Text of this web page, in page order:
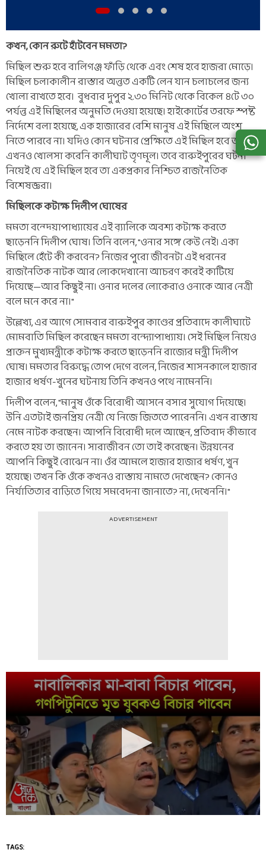
কখন, কোন রুটে হাঁটবেন মমতা?
মিছিল শুরু হবে বালিগঞ্জ ফাঁড়ি থেকে এবং শেষ হবে হাজরা মোড়ে।
মিছিল চলাকালীন রাস্তার অন্তত একটি লেন যান চলাচলের জন্য
খোলা রাখতে হবে। বুধবার দুপুর ২.৩০ মিনিট থেকে বিকেল ৪টে ৩০
পর্যন্ত এই মিছিলের অনুমতি দেওয়া হয়েছে। হাইকোর্টের তরফে স্পষ্ট
নির্দেশে বলা হয়েছে, এক হাজারের বেশি মানুষ এই মিছিলে অংশ
নিতে পারবে না। যদিও কোন ঘটনার প্রেক্ষিতে এই মিছিল হবে তা
এখনও খোলসা করেনি কালীঘাট তৃণমূল। তবে বারুইপুরের ঘটনা
নিয়েই যে এই মিছিল হবে তা একপ্রকার নিশ্চিত রাজনৈতিক
বিশেষজ্ঞরা।
মিছিলকে কটাক্ষ দিলীপ ঘোষের
মমতা বন্দ্য়োপাধ্যায়ের এই ব়্যালিকে অবশ্য কটাক্ষ করতে
ছাড়েননি দিলীপ ঘোষ। তিনি বলেন, "ওনার সঙ্গে কেউ নেই। একা
মিছিলে হেঁটে কী করবেন? নিজের পুরো জীবনটা এই ধরনের
রাজনৈতিক নাটক আর লোকদেখানো আচরণ করেই কাটিয়ে
দিয়েছে—আর কিছুই না। ওনার দলের লোকেরাও ওনাকে আর নেত্রী
বলে মনে করে না।"
উল্লেখ্য, এর আগে সোমবার বারুইপুর কাণ্ডের প্রতিবাদে কালীঘাটে
মোমবাতি মিছিল করেছেন মমতা বন্দ্যোপাধ্যায়। সেই মিছিল নিয়েও
প্রাক্তন মুখ্যমন্ত্রীকে কটাক্ষ করতে ছাড়েননি রাজ্যের মন্ত্রী দিলীপ
ঘোষ। মমতার বিরুদ্ধে তোপ দেগে বলেন, নিজের শাসনকালে হাজার
হাজার ধর্ষণ-খুনের ঘটনায় তিনি কখনও পথে নামেননি।
দিলীপ বলেন, "মানুষ ওঁকে বিরোধী আসনে বসার সুযোগ দিয়েছে।
উনি এতটাই জনপ্রিয় নেত্রী যে নিজে জিততে পারেননি। এখন রাস্তায়
নেমে নাটক করছেন। আপনি বিরোধী দলে আছেন, প্রতিবাদ কীভাবে
করতে হয় তা জানেন। সারাজীবন তো তাই করেছেন। উন্নয়নের
আপনি কিছুই বোঝেন না। ওঁর আমলে হাজার হাজার ধর্ষণ, খুন
হয়েছে। তখন কি ওঁকে কখনও রাস্তায় নামতে দেখেছেন? কোনও
নির্যাতিতার বাড়িতে গিয়ে সমবেদনা জানাতে? না, দেখেননি।"
ADVERTISEMENT
TAGS: